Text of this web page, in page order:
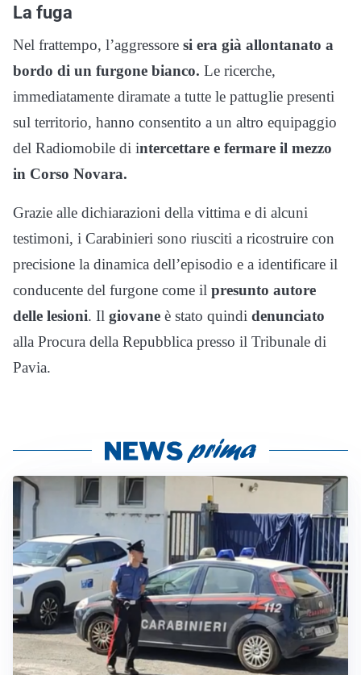
La fuga
Nel frattempo, l’aggressore si era già allontanato a
bordo di un furgone bianco. Le ricerche,
immediatamente diramate a tutte le pattuglie presenti
sul territorio, hanno consentito a un altro equipaggio
del Radiomobile di intercettare e fermare il mezzo
in Corso Novara.
Grazie alle dichiarazioni della vittima e di alcuni
testimoni, i Carabinieri sono riusciti a ricostruire con
precisione la dinamica dell’episodio e a identificare il
conducente del furgone come il presunto autore
delle lesioni. Il giovane è stato quindi denunciato
alla Procura della Repubblica presso il Tribunale di
Pavia.